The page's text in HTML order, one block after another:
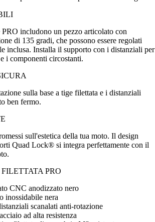
includono un pezzo articolato con
di 135 gradi, che possono essere regolati
inclusa. Installa il supporto con i distanziali per
i componenti circostanti.
sulla base a tige filettata e i distanziali
ben fermo.
sull'estetica della tua moto. Il design
Quad Lock® si integra perfettamente con il
PRO
CNC anodizzato nero
inossidabile nera
scanalati anti-rotazione
ad alta resistenza